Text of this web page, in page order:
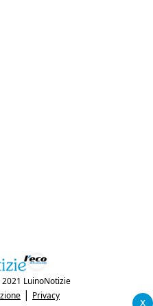
x
LuinoNotizie
| Privacy